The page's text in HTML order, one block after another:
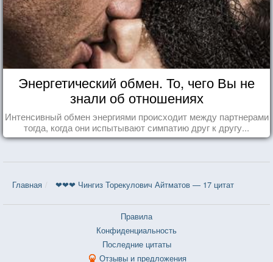
Энергетический обмен. То, чего Вы не
знали об отношениях
Интенсивный обмен энергиями происходит между партнерами
тогда, когда они испытывают симпатию друг к другу...
Главная ❤❤❤ Чингиз Торекулович Айтматов — 17 цитат
Правила
Конфиденциальность
Последние цитаты
Отзывы и предложения